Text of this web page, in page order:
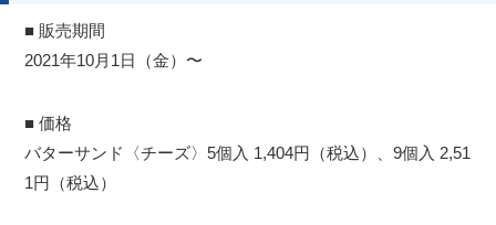
■ 販売期間
2021年10月1日（金）〜
■ 価格
バターサンド〈チーズ〉5個入 1,404円（税込）、9個入 2,51
1円（税込）